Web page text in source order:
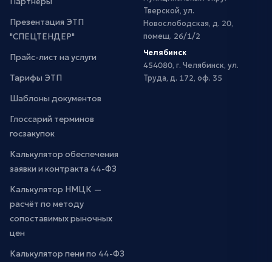
Презентация ЭТП
"СПЕЦТЕНДЕР"
Прайс-лист на услуги
Тарифы ЭТП
Шаблоны документов
Глоссарий терминов
госзакупок
Калькулятор обеспечения
заявки и контракта 44-ФЗ
Калькулятор НМЦК —
расчёт по методу
сопоставимых рыночных
цен
Калькулятор пени по 44-ФЗ
Тверской, ул.
Новослободская, д. 20,
помещ. 26/1/2
Челябинск
454080, г. Челябинск, ул.
Труда, д. 172, оф. 35